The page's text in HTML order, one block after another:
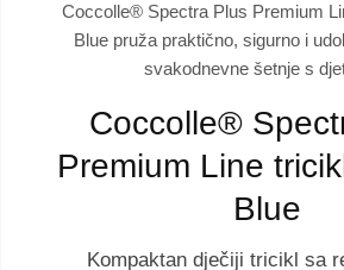
Coccolle® Spectra Plus Premium
Blue pruža praktično, sigurno i
svakodnevne šetnje s
Coccolle®
Premium Line
Blue
Kompaktan dječiji tricikl sa